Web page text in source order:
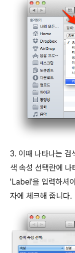
3. 이때 나타나는 검
색 속성 선택란에
'Label'을 입력하셔
자에 체크해 줍니